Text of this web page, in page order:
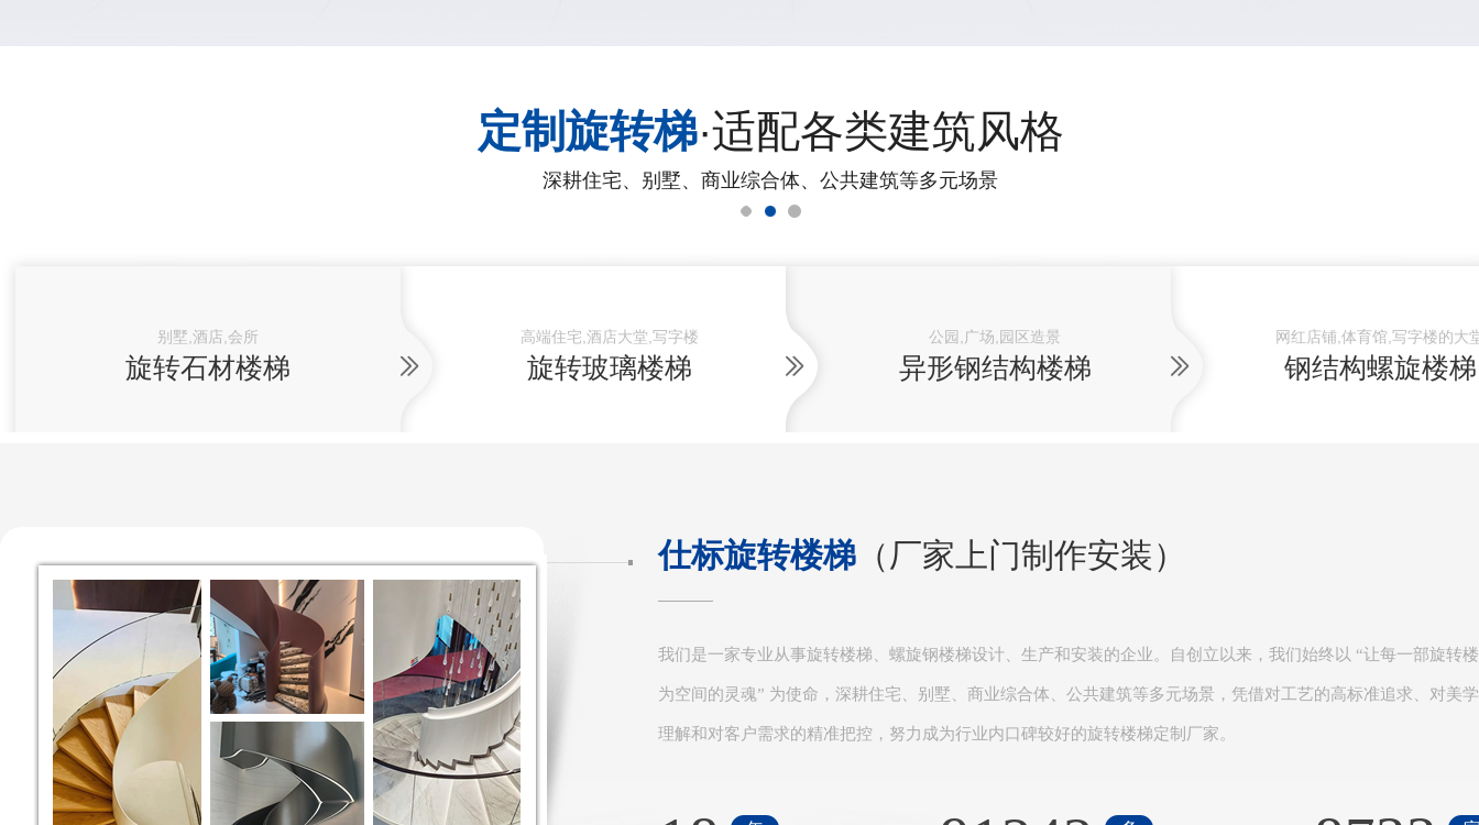
定制旋转梯·适配各类建筑风格
深耕住宅、别墅、商业综合体、公共建筑等多元场景
别墅,酒店,会所
旋转石材楼梯
高端住宅,酒店大堂,写字楼
旋转玻璃楼梯
公园,广场,园区造景
异形钢结构楼梯
网红店铺,体育馆,写字楼的大
钢结构螺旋楼梯
仕标旋转楼梯 （厂家上门制作安装）
我们是一家专业从事旋转楼梯、螺旋钢楼梯设计、生产和安装的企业。自创立以来，我们始终以 “让每一部旋转
为空间的灵魂” 为使命，深耕住宅、别墅、商业综合体、公共建筑等多元场景，凭借对工艺的高标准追求、对美
理解和对客户需求的精准把控，努力成为行业内口碑较好的旋转楼梯定制厂家。​